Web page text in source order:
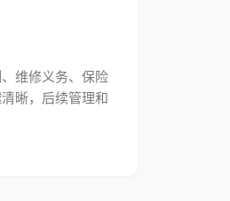
维修义务、保险
晰，后续管理和